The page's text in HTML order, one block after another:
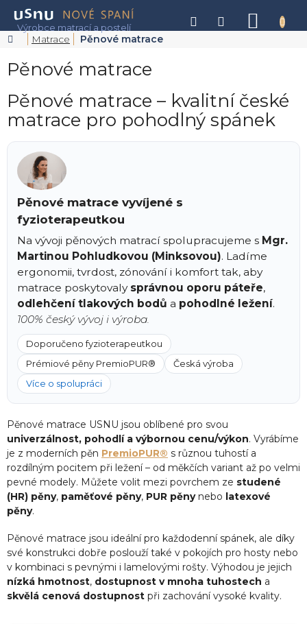
obsah
Domů
Matrace Pěnové matrace
Pěnové matrace
Pěnové matrace – kvalitní české
matrace pro pohodlný spánek
Pěnové matrace vyvíjené s
fyzioterapeutkou
Na vývoji pěnových matrací spolupracujeme s Mgr.
Martinou Pohludkovou (Minksovou). Ladíme
ergonomii, tvrdost, zónování i komfort tak, aby
matrace poskytovaly správnou oporu páteře,
odlehčení tlakových bodů a pohodlné ležení.
100% český vývoj i výroba.
Doporučeno fyzioterapeutkou
Prémiové pěny PremioPUR®
Česká výroba
Více o spolupráci
Pěnové matrace USNU jsou oblíbené pro svou
univerzálnost, pohodlí a výbornou cenu/výkon. Vyrábíme
je z moderních pěn PremioPUR® s různou tuhostí a
rozdílným pocitem při ležení – od měkčích variant až po velmi
pevné modely. Můžete volit mezi povrchem ze studené
(HR) pěny, paměťové pěny, PUR pěnynebo latexové
pěny.
Pěnové matrace jsou ideální pro každodenní spánek, ale díky
své konstrukci dobře poslouží také v pokojích pro hosty nebo
v kombinaci s pevnými i lamelovými rošty. Výhodou je jejich
nízká hmotnost, dostupnost v mnoha tuhostech a
skvělá cenová dostupnost při zachování vysoké kvality.